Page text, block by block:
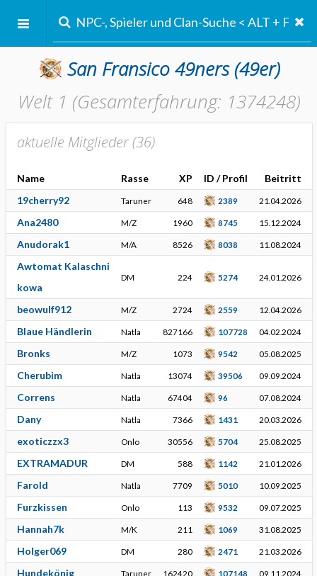
San Fransico 49ners(49er)
Welt 1 (Gesamterfahrung: 1374248)
aktuelle Mitglieder (36)
Name Rasse XP ID / Profil
Beitritt
19cherry92
Taruner 648 2389 21.04.2026
Ana2480 M/Z 1960 8745 15.12.2024
Anudorak1 M/A 8526 8038 11.08.2024
Awtomat Kalaschni
kowa
DM 224 5274 24.01.2026
beowulf912 M/Z 2724 2559 12.04.2026
Blaue Händlerin Natla 827166 107728 04.02.2024
Bronks M/Z 1073 9542 05.08.2025
Cherubim Natla 13074 39506 09.09.2024
Correns Natla 67404 96 07.08.2024
Dany Natla 7366 1431 20.03.2026
exoticzzx3 Onlo 30556 5704 25.08.2025
EXTRAMADUR DM 588 1142 21.01.2026
Farold Natla 7709 5010 10.09.2025
Furzkissen Onlo 113 9532 09.07.2025
Hannah7k M/K 211 1069 31.08.2025
Holger069 DM 280 2471 21.03.2026
Hundekönig Taruner 162420 107148 09.11.2024